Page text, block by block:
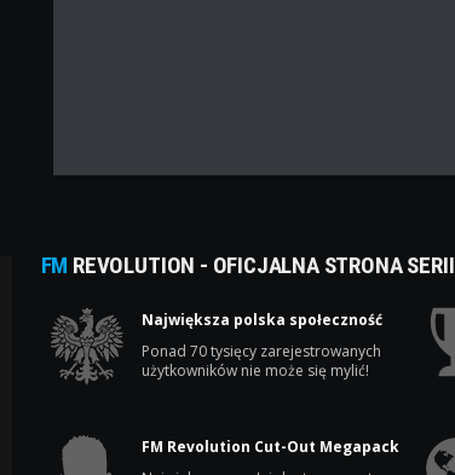
FM REVOLUTION - OFICJALNA STRONA SERII
Największa polska społeczność
Ponad 70 tysięcy zarejestrowanych
użytkowników nie może się mylić!
FM Revolution Cut-Out Megapack